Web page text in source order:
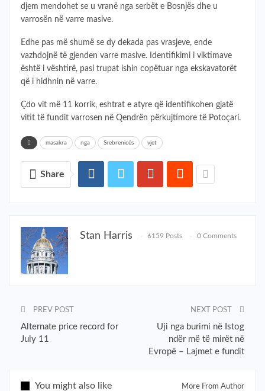
djem mendohet se u vranë nga serbët e Bosnjës dhe u
varrosën në varre masive.
Edhe pas më shumë se dy dekada pas vrasjeve, ende
vazhdojnë të gjenden varre masive. Identifikimi i viktimave
është i vështirë, pasi trupat ishin copëtuar nga ekskavatorët
që i hidhnin në varre.
Çdo vit më 11 korrik, eshtrat e atyre që identifikohen gjatë
vitit të fundit varrosen në Qendrën përkujtimore të Potoçari.
masakra nga Srebrenicës vjet
Share
Stan Harris 6159 Posts 0 Comments
PREV POST
Alternate price record for
July 11
NEXT POST
Uji nga burimi në Istog
ndër më të mirët në
Evropë – Lajmet e fundit
You might also like More From Author